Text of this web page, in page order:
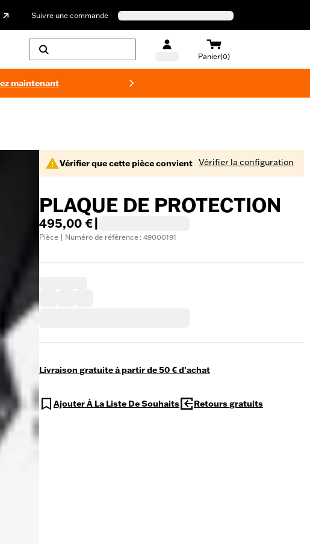
Suivre une commande
Panier(0)
maintenant
Vérifier que cette pièce convient Vérifier la configuration
PLAQUE DE PROTECTION
495,00 €
Pièce | Numéro de référence : 49000191
Livraison gratuite à partir de 50 € d'achat
Ajouter À La Liste De Souhaits Retours gratuits